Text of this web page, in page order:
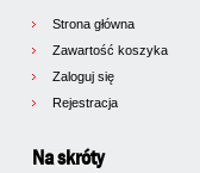
Strona główna
Zawartość koszyka
Zaloguj się
Rejestracja
Na skróty